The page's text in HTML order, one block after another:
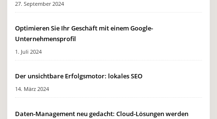
27. September 2024
Optimieren Sie Ihr Geschäft mit einem Google-
Unternehmensprofil
1. Juli 2024
Der unsichtbare Erfolgsmotor: lokales SEO
14. März 2024
Daten-Management neu gedacht: Cloud-Lösungen werden